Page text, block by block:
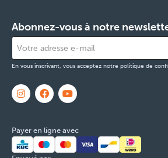
Abonnez-vous à notre
En vous inscrivant, vous acceptez notre politique de
Payer en ligne avec